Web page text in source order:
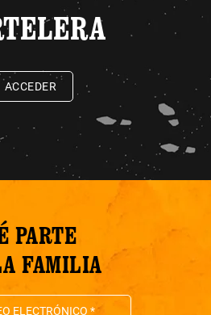
ACCEDER
PARTE
FAMILIA